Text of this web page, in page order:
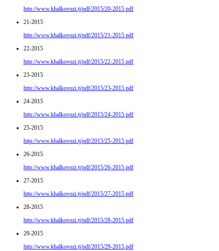
http://www.khalkovozi.tj/pdf/2015/20-2015.pdf
21-2015
http://www.khalkovozi.tj/pdf/2015/21-2015.pdf
22-2015
http://www.khalkovozi.tj/pdf/2015/22-2015.pdf
23-2015
http://www.khalkovozi.tj/pdf/2015/23-2015.pdf
24-2015
http://www.khalkovozi.tj/pdf/2015/24-2015.pdf
25-2015
http://www.khalkovozi.tj/pdf/2015/25-2015.pdf
26-2015
http://www.khalkovozi.tj/pdf/2015/26-2015.pdf
27-2015
http://www.khalkovozi.tj/pdf/2015/27-2015.pdf
28-2015
http://www.khalkovozi.tj/pdf/2015/28-2015.pdf
29-2015
http://www.khalkovozi.tj/pdf/2015/29-2015.pdf